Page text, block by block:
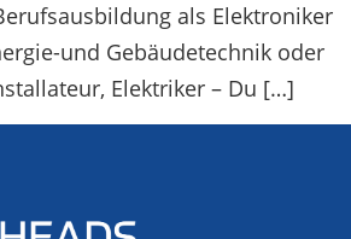
als Elektroniker
und Gebäudetechnik oder
Elektriker – Du […]